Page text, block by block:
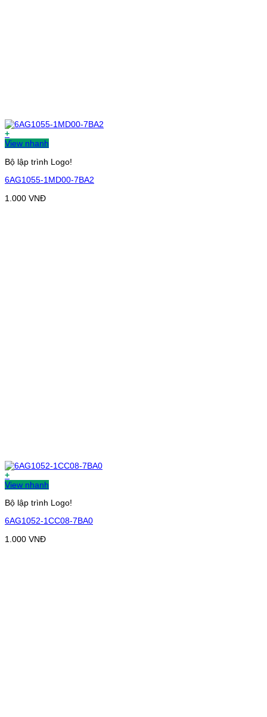
+
View nhanh
Bộ lập trình Logo!
6AG1055-1MD00-7BA2
1.000 VNĐ
+
View nhanh
Bộ lập trình Logo!
6AG1052-1CC08-7BA0
1.000 VNĐ